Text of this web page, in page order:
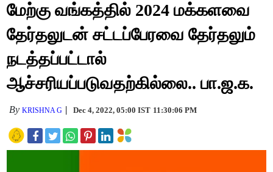
மேற்கு வங்கத்தில் 2024 மக்களவை
தேர்தலுடன் சட்டப்பேரவை தேர்தலும்
நடத்தப்பட்டால்
ஆச்சரியப்படுவதற்கில்லை.. பா.ஜ.க.
ByKRISHNA G Dec 4, 2022, 05:00 IST 11:30:06 PM